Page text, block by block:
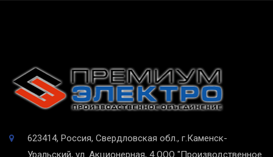
623414, Россия, Свердловская обл., г.Каменск-
Уральский, ул. Акционерная, 4 ООО "Производственное